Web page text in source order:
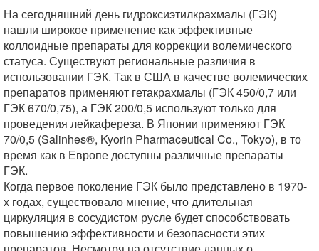
На сегодняшний день гидроксиэтилкрахмалы (ГЭК)
нашли широкое применение как эффективные
коллоидные препараты для коррекции волемического
статуса. Существуют региональные различия в
использовании ГЭК. Так в США в качестве волемических
препаратов применяют гетакрахмалы (ГЭК 450/0,7 или
ГЭК 670/0,75), а ГЭК 200/0,5 используют только для
проведения лейкафереза. В Японии применяют ГЭК
70/0,5 (Salinhes®, Kyorin Pharmaceutical Co., Tokyo), в то
время как в Европе доступны различные препараты
ГЭК.
Когда первое поколение ГЭК было представлено в 1970-
х годах, существовало мнение, что длительная
циркуляция в сосудистом русле будет способствовать
повышению эффективности и безопасности этих